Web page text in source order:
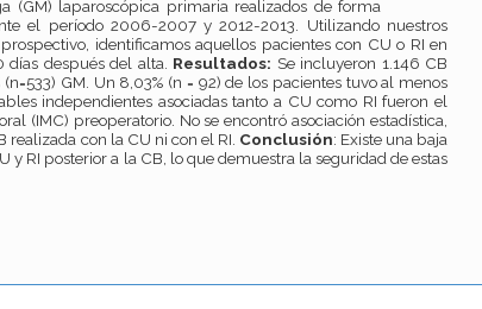
(GM) laparoscópica primaria realizados de forma
el período 2006-2007 y 2012-2013. Utilizando nuestros
identificamos aquellos pacientes con CU o RI en
después del alta. Resultados: Se incluyeron 1.146 CB
GM. Un 8,03% (n = 92) de los pacientes tuvo al menos
independientes asociadas tanto a CU como RI fueron el
(IMC) preoperatorio. No se encontró asociación estadística,
con la CU ni con el RI. Conclusión: Existe una baja
y RI posterior a la CB, lo que demuestra la seguridad de estas